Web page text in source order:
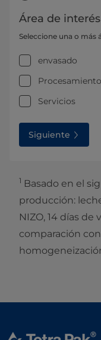
Área de
Seleccione una o más
envasado
Procesamiento
Servicios
Siguiente
1 Basado en el
producción:
NIZO, 14 días de
comparación